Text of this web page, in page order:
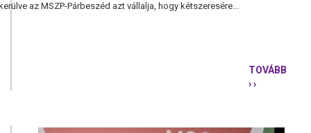
az MSZP-Párbeszéd azt vállalja, hogy kétszeresére...
TOVÁBB
› ›
ÁLLÍTANI